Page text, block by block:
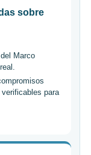
sobre
Marco
para